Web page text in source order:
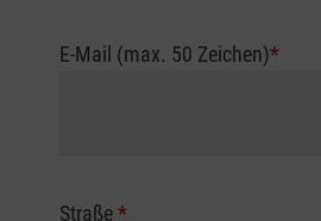
E-Mail (max. 50 Zeichen)*
Straße*